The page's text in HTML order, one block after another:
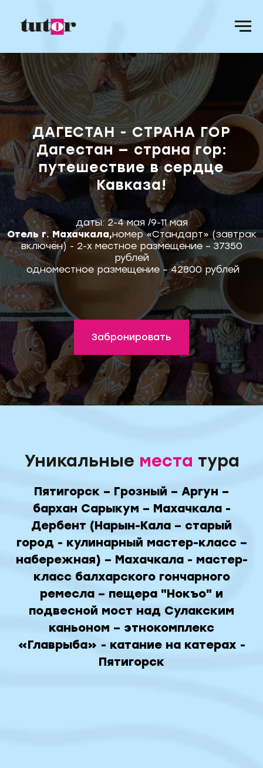
ДАГЕСТАН - СТРАНА ГОР
Дагестан — страна гор:
путешествие в сердце
Кавказа!
даты: 2-4 мая /9-11 мая
Отель г. Махачкала,номер «Стандарт» (завтрак
включён) - 2-х местное размещение – 37350
рублей
одноместное размещение – 42800 рублей
Забронировать
Уникальные места тура
Пятигорск – Грозный – Аргун –
бархан Сарыкум – Махачкала -
Дербент (Нарын-Кала – старый
город - кулинарный мастер-класс –
набережная) – Махачкала - мастер-
класс балхарского гончарного
ремесла – пещера "Нокъо" и
подвесной мост над Сулакским
каньоном – этнокомплекс
«Главрыба» - катание на катерах -
Пятигорск